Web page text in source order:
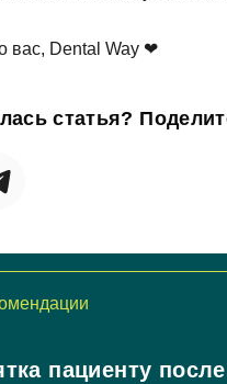
вас, Dental Way ❤
статья?
пациенту
данных